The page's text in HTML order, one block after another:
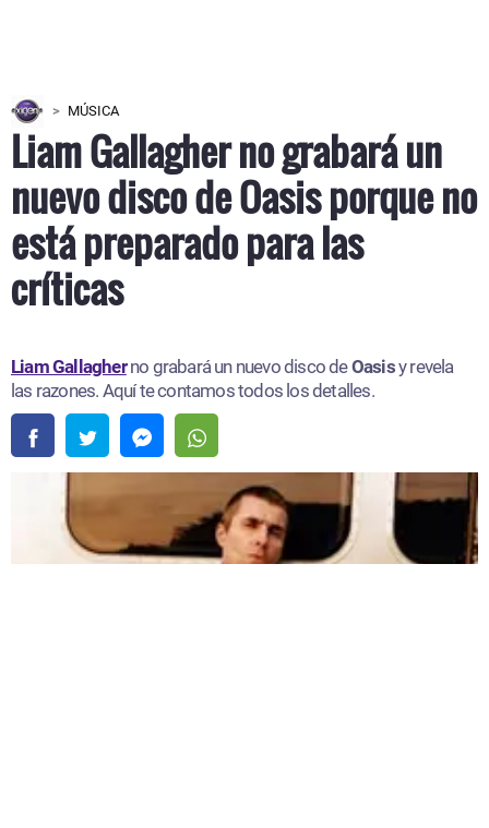
MÚSICA
Liam Gallagher no grabará un
nuevo disco de Oasis porque no
está preparado para las
críticas
Liam Gallagher no grabará un nuevo disco de Oasis
y revela
las razones. Aquí te contamos todos los detalles.